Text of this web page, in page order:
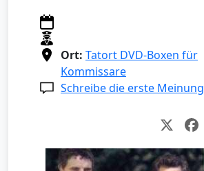
Ort: Tatort DVD-Boxen für
Kommissare
Schreibe die erste Meinung